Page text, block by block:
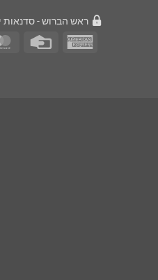
ראש הברוש - סדנאות